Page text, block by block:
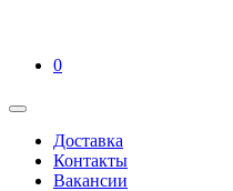
0
Доставка
Контакты
Вакансии